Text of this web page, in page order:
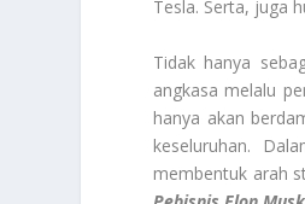
Tesla. Serta, juga
Tidak hanya
angkasa melalu
hanya akan
keseluruhan.
membentuk arah